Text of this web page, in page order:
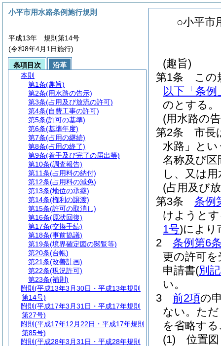
○小平市
(趣旨)
第1条
この
以下「条
のとする。
(用水路の
第2条
市長
水路」とい
名称及び
し、又は
(占用及び
第3条
条例
けようと
1号)により
2
条例第6
更の許可
申請書(別
い。
3
前2項の
ない。 た
を省略す
(1)
位置図
小平市用水路条例施行規則
平成13年 規則第14号
(令和8年4月1日施行)
条項目次
沿革
本則
第1条(趣旨)
第2条(用水路の告示)
第3条(占用及び放流の許可)
第4条(自費工事の許可)
第5条(許可の基準)
第6条(基準年度)
第7条(占用の継続)
第8条(占用の終了)
第9条(着手及び完了の届出等)
第10条(調査報告)
第11条(占用料の納付)
第12条(占用料の減免)
第13条(地位の承継)
第14条(権利の譲渡)
第15条(許可の取消し)
第16条(原状回復)
第17条(交換手続)
第18条(事前協議)
第19条(境界確定図の閲覧等)
第20条(台帳)
第21条(改善計画)
第22条(現況許可)
第23条(補則)
附則 (平成13年3月30日・平成13年規則
第14号)
附則 (平成17年3月31日・平成17年規則
第27号)
附則 (平成17年12月22日・平成17年規則
第85号)
附則 (平成28年3月31日・平成28年規則